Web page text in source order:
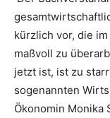
kürzlich vor, die
maßvoll zu
jetzt ist, ist zu
sogenannten
Ökonomin Monika